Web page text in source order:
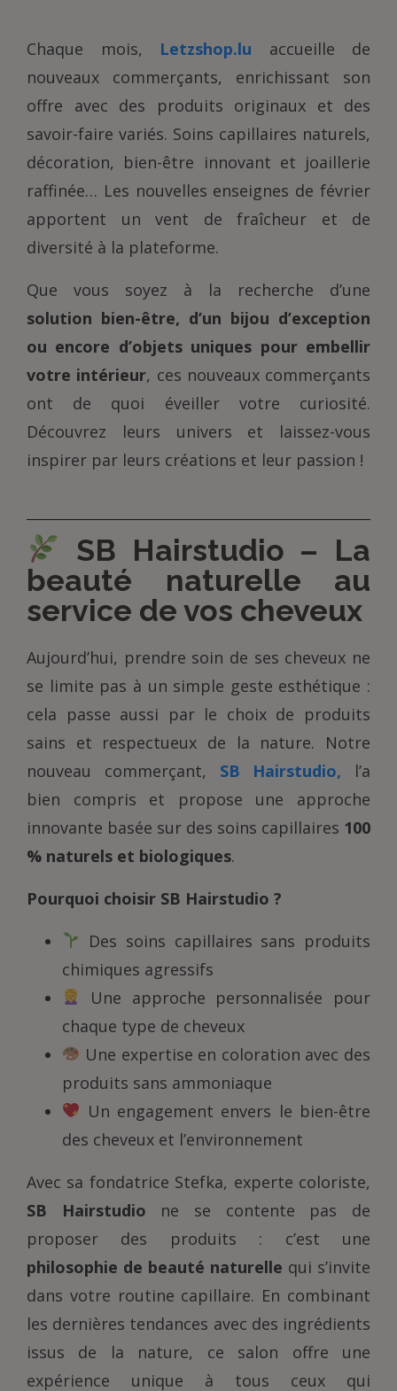
Chaque mois, Letzshop.lu accueille de
nouveaux commerçants, enrichissant son
offre avec des produits originaux et des
savoir-faire variés. Soins capillaires naturels,
décoration, bien-être innovant et joaillerie
raffinée… Les nouvelles enseignes de février
apportent un vent de fraîcheur et de
diversité à la plateforme.
Que vous soyez à la recherche d’une
solution bien-être, d’un bijou d’exception
ou encore d’objets uniques pour embellir
votre intérieur, ces nouveaux commerçants
ont de quoi éveiller votre curiosité.
Découvrez leurs univers et laissez-vous
inspirer par leurs créations et leur passion !
SB Hairstudio – La
beauté naturelle au
service de vos cheveux
Aujourd’hui, prendre soin de ses cheveux ne
se limite pas à un simple geste esthétique :
cela passe aussi par le choix de produits
sains et respectueux de la nature. Notre
nouveau commerçant, SB Hairstudio, l’a
bien compris et propose une approche
innovante basée sur des soins capillaires 100
% naturels et biologiques.
Pourquoi choisir SB Hairstudio ?
Des soins capillaires sans produits
chimiques agressifs
Une approche personnalisée pour
chaque type de cheveux
Une expertise en coloration avec des
produits sans ammoniaque
Un engagement envers le bien-être
des cheveux et l’environnement
Avec sa fondatrice Stefka, experte coloriste,
SB Hairstudio ne se contente pas de
proposer des produits : c’est une
philosophie de beauté naturelle qui s’invite
dans votre routine capillaire. En combinant
les dernières tendances avec des ingrédients
issus de la nature, ce salon offre une
expérience unique à tous ceux qui